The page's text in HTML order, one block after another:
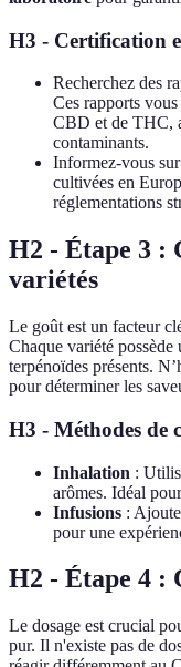
H3 - Certification
Recherchez des
Ces rapports
CBD et de THC,
contaminants.
Informez-vous
cultivées en
réglementations
H2 - Étape 3 :
variétés
Le goût est un facteur
Chaque variété
terpénoïdes présents.
pour déterminer les
H3 - Méthodes de
Inhalation :
arômes. Idéal
Infusions :
pour une
H2 - Étape 4 :
Le dosage est crucial
pur. Il n'existe pas de